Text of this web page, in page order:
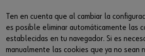
Ten en cuenta que al cambiar la
es posible eliminar automáticamente las
establecidas en tu navegador. Si es
manualmente las cookies que ya no sean